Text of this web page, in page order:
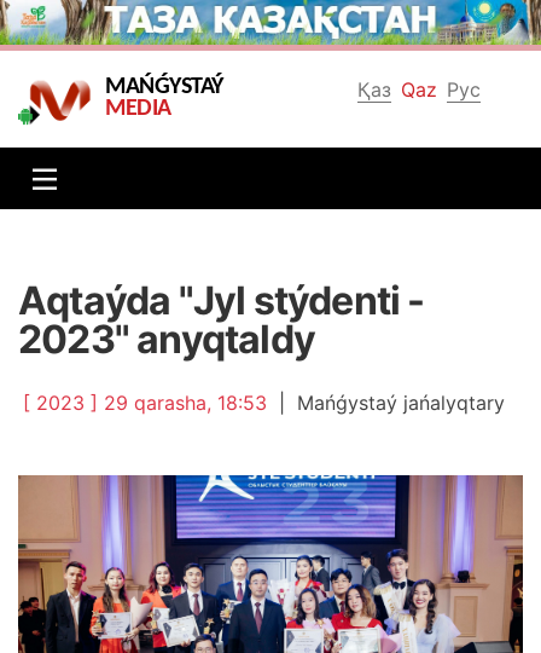
Қаз Qaz Рус
MAŃǴYSTAÝ
MEDIA
Аqtаýdа "Jyl stýdеntі -
2023" аnyqtаldy
[ 2023 ] 29 qаrаshа, 18:53 Маńǵystаý jаńаlyqtаry